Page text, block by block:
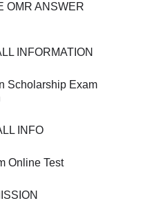
OMR ANSWER
INFORMATION
Scholarship Exam
INFO
Online Test